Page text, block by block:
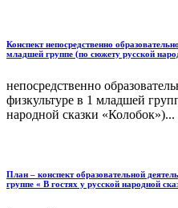
Конспект непосредственно
младшей группе (по сюжету русской
непосредственно
физкультуре в 1 младшей
народной сказки «Колобок»)...
План – конспект образовательной
группе « В гостях у русской народной